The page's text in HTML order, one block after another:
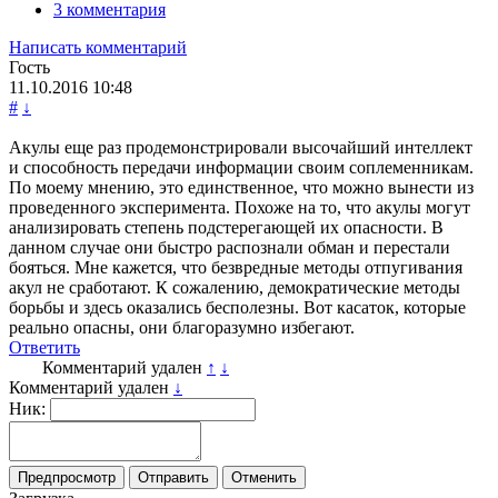
3 комментария
Написать комментарий
Гость
11.10.2016 10:48
# ↓
Акулы еще раз продемонстрировали высочайший интеллект
и способность передачи информации своим соплеменникам.
По моему мнению, это единственное, что можно вынести из
проведенного эксперимента. Похоже на то, что акулы могут
анализировать степень подстерегающей их опасности. В
данном случае они быстро распознали обман и перестали
бояться. Мне кажется, что безвредные методы отпугивания
акул не сработают. К сожалению, демократические методы
борьбы и здесь оказались бесполезны. Вот касаток, которые
реально опасны, они благоразумно избегают.
Ответить
Комментарий удален ↑ ↓
Комментарий удален ↓
Ник: